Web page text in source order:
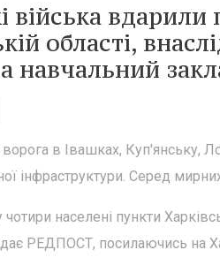
війська
області,
навчальний
ворога в Івашках, Куп'янську,
інфраструктури. Серед
населені пункти
РЕДПОСТ, посилаючись на